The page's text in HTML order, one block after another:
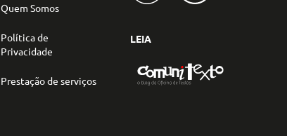
Quem Somos
Política de
Privacidade
Prestação de serviços
LEIA